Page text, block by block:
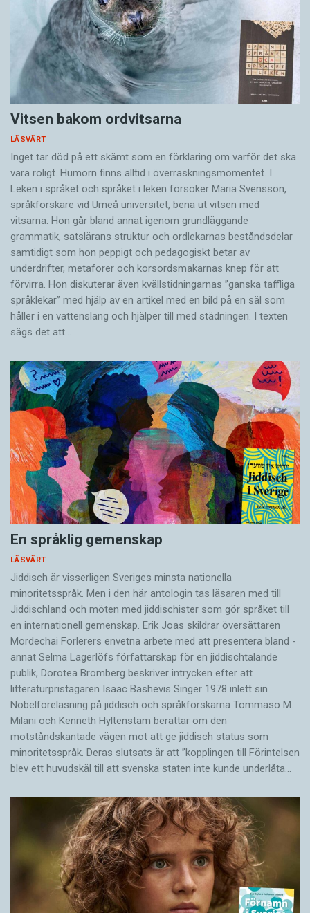
Vitsen bakom ordvitsarna
LÄSVÄRT
Inget tar död på ett skämt som en förklaring om varför det ska
vara roligt. Humorn finns alltid i överrask­ningsmomentet. I
Leken i språket och språket i leken för­söker Maria Svensson,
språkforskare vid Umeå universitet, bena ut vitsen med
vitsarna. Hon går bland annat igenom grundläggande
grammatik, satslärans struktur och ord­lekarnas beståndsdelar
samtidigt som hon peppigt och pedagogiskt betar av
underdrifter, meta­forer och korsords­makarnas knep för att
förvirra. Hon diskuterar även ­kvällstidningarnas ”ganska taffliga
språklekar” med hjälp av en artikel med en bild på en säl som
håller i en vatten­slang och hjälper till med städningen. I ­texten
sägs det att…
En språklig gemenskap
LÄSVÄRT
Jiddisch är visserligen Sveriges minsta nationella
minoritetsspråk. Men i den här antologin tas läsaren med till
Jiddischland och möten med jiddischister som gör språket till
en internationell gemenskap. Erik Joas skildrar översättaren
Morde­chai Forlerers envetna arbete med att presentera bland ­
annat Selma Lagerlöfs författarskap för en jiddisch­talande
publik, Dorotea Bromberg beskriver intrycken efter att
litteraturpristagaren Isaac Bashevis Singer 1978 inlett sin
Nobelföreläsning på jiddisch och språkforskarna Tommaso M.
Milani och Kenneth Hyltenstam berättar om den
motståndskantade vägen mot att ge jiddisch status som
minoritetsspråk. Deras slutsats är att ”kopplingen till Förintelsen
blev ett huvud­skäl till att svenska staten inte kunde underlåta…